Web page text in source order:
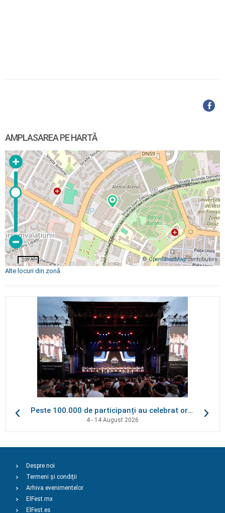
AMPLASAREA PE HARTĂ
©OpenStreetMapcontributors
200 m
Alte locuri din zonă
Peste 100.000 de participanți au celebrat orașul la Ziua Timișoarei
4 - 14 August 2026
Despre noi
Termeni și condiții
Arhiva evenimentelor
ElFest.mx
ElFest.es